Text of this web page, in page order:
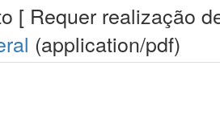
[ Requer realização
(application/pdf)